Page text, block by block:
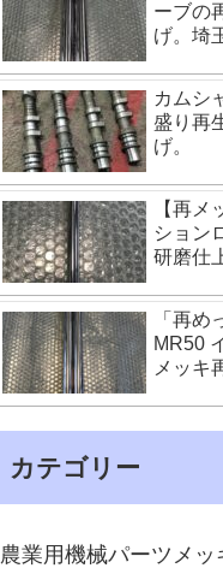
ーブの
げ。埼
カム
盛り再
げ。
【再メ
ション
研磨仕
「再め
MR50
メッキ
カテゴリー
農業用機械パーツメッ